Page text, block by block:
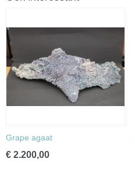
Grape agaat
€ 2.200,00